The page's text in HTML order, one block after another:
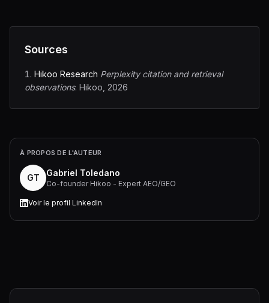
Sources
Hikoo Research Perplexity citation and retrieval
observations. Hikoo, 2026
À PROPOS DE L'AUTEUR
GT Gabriel Toledano
Co-founder Hikoo - Expert AEO/GEO
Voir le profil LinkedIn